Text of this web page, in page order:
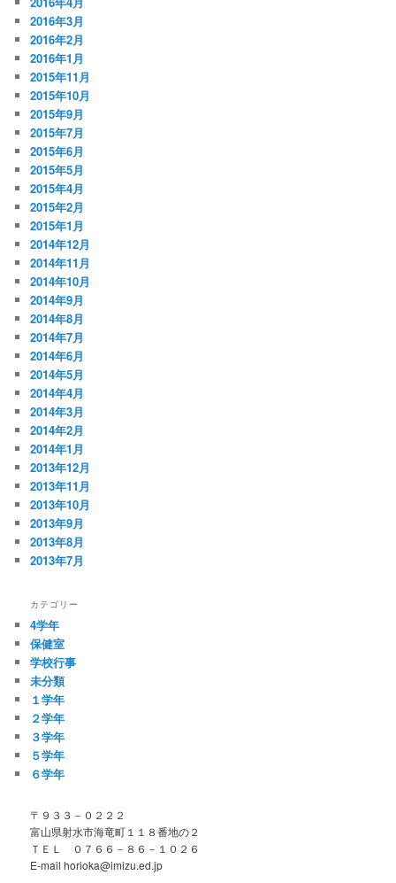
2016年3月
2016年2月
2016年1月
2015年11月
2015年10月
2015年9月
2015年7月
2015年6月
2015年5月
2015年4月
2015年2月
2015年1月
2014年12月
2014年11月
2014年10月
2014年9月
2014年8月
2014年7月
2014年6月
2014年5月
2014年4月
2014年3月
2014年2月
2014年1月
2013年12月
2013年11月
2013年10月
2013年9月
2013年8月
2013年7月
カテゴリー
4学年
保健室
学校行事
未分類
１学年
２学年
３学年
５学年
６学年
〒９３３－０２２２
富山県射水市海竜町１１８番地の２
ＴＥＬ ０７６６－８６－１０２６
E-mail horioka@imizu.ed.jp